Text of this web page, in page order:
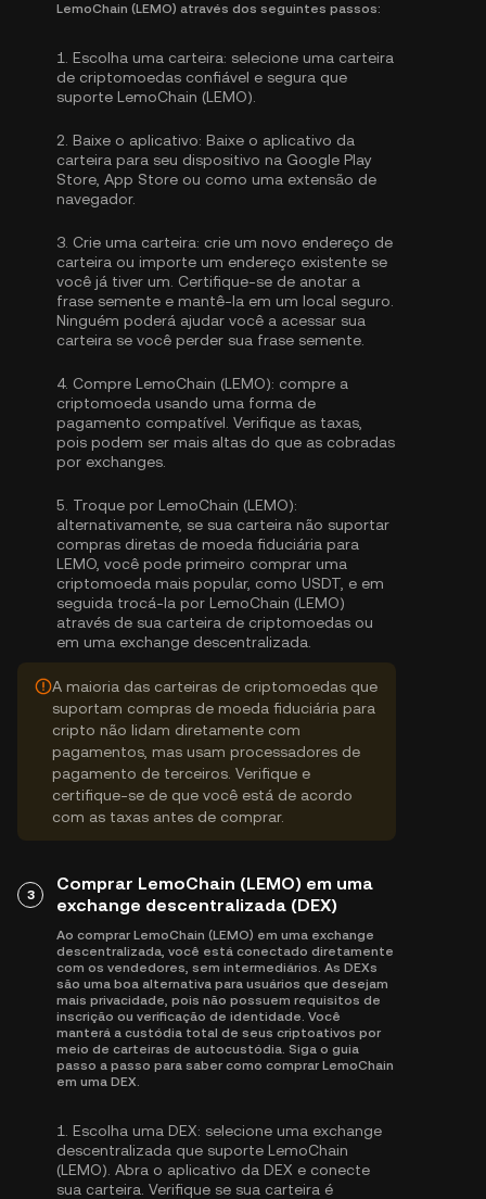
LemoChain (LEMO) através dos seguintes passos:
1. Escolha uma carteira: selecione uma carteira
de criptomoedas confiável e segura que
suporte LemoChain (LEMO).
2. Baixe o aplicativo: Baixe o aplicativo da
carteira para seu dispositivo na Google Play
Store, App Store ou como uma extensão de
navegador.
3. Crie uma carteira: crie um novo endereço de
carteira ou importe um endereço existente se
você já tiver um. Certifique-se de anotar a
frase semente e mantê-la em um local seguro.
Ninguém poderá ajudar você a acessar sua
carteira se você perder sua frase semente.
4. Compre LemoChain (LEMO): compre a
criptomoeda usando uma forma de
pagamento compatível. Verifique as taxas,
pois podem ser mais altas do que as cobradas
por exchanges.
5. Troque por LemoChain (LEMO):
alternativamente, se sua carteira não suportar
compras diretas de moeda fiduciária para
LEMO, você pode primeiro comprar uma
criptomoeda mais popular, como USDT, e em
seguida trocá-la por LemoChain (LEMO)
através de sua carteira de criptomoedas ou
em uma exchange descentralizada.
A maioria das carteiras de criptomoedas que
suportam compras de moeda fiduciária para
cripto não lidam diretamente com
pagamentos, mas usam processadores de
pagamento de terceiros. Verifique e
certifique-se de que você está de acordo
com as taxas antes de comprar.
3
Comprar LemoChain (LEMO) em uma
exchange descentralizada (DEX)
Ao comprar LemoChain (LEMO) em uma exchange
descentralizada, você está conectado diretamente
com os vendedores, sem intermediários. As DEXs
são uma boa alternativa para usuários que desejam
mais privacidade, pois não possuem requisitos de
inscrição ou verificação de identidade. Você
manterá a custódia total de seus criptoativos por
meio de carteiras de autocustódia. Siga o guia
passo a passo para saber como comprar LemoChain
em uma DEX.
1. Escolha uma DEX: selecione uma exchange
descentralizada que suporte LemoChain
(LEMO). Abra o aplicativo da DEX e conecte
sua carteira. Verifique se sua carteira é